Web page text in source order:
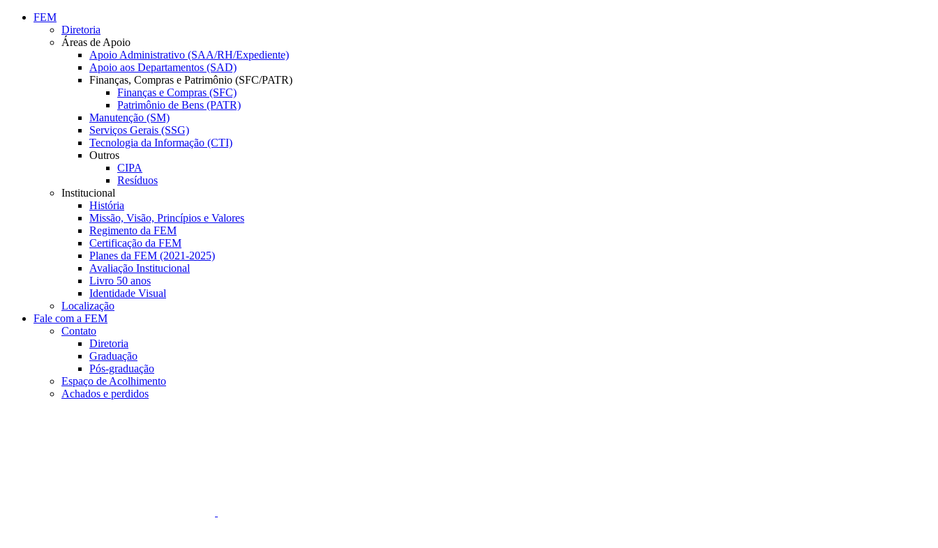
Conteúdo principal
FEM
Diretoria
Áreas de Apoio
Apoio Administrativo (SAA/RH/Expediente)
Apoio aos Departamentos (SAD)
Finanças, Compras e Patrimônio (SFC/PATR)
Finanças e Compras (SFC)
Patrimônio de Bens (PATR)
Manutenção (SM)
Serviços Gerais (SSG)
Tecnologia da Informação (CTI)
Outros
CIPA
Resíduos
Institucional
História
Missão, Visão, Princípios e Valores
Regimento da FEM
Certificação da FEM
Planes da FEM (2021-2025)
Avaliação Institucional
Livro 50 anos
Identidade Visual
Localização
Fale com a FEM
Contato
Diretoria
Graduação
Pós-graduação
Espaço de Acolhimento
Achados e perdidos